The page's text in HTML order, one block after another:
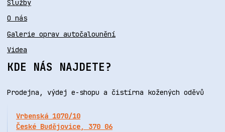
Služby
O nás
Galerie oprav autočalounění
Videa
KDE NÁS NAJDETE?
Prodejna, výdej e-shopu a čistírna kožených oděvů
Vrbenská 1070/10
České Budějovice, 370 06